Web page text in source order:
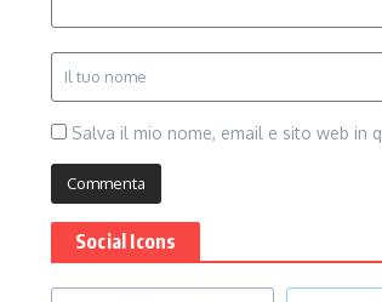
Salva il mio nome, email e sito web in
Social Icons